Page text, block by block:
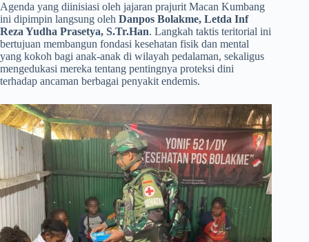
​Agenda yang diinisiasi oleh jajaran prajurit Macan Kumbang
ini dipimpin langsung oleh Danpos Bolakme, Letda Inf
Reza Yudha Prasetya, S.Tr.Han. Langkah taktis teritorial ini
bertujuan membangun fondasi kesehatan fisik dan mental
yang kokoh bagi anak-anak di wilayah pedalaman, sekaligus
mengedukasi mereka tentang pentingnya proteksi dini
terhadap ancaman berbagai penyakit endemis.